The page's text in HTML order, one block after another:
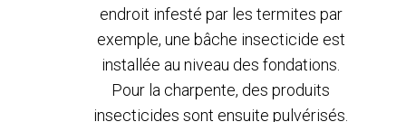
endroit infesté par les termites par
exemple, une bâche insecticide est
installée au niveau des fondations.
Pour la charpente, des produits
insecticides sont ensuite pulvérisés.